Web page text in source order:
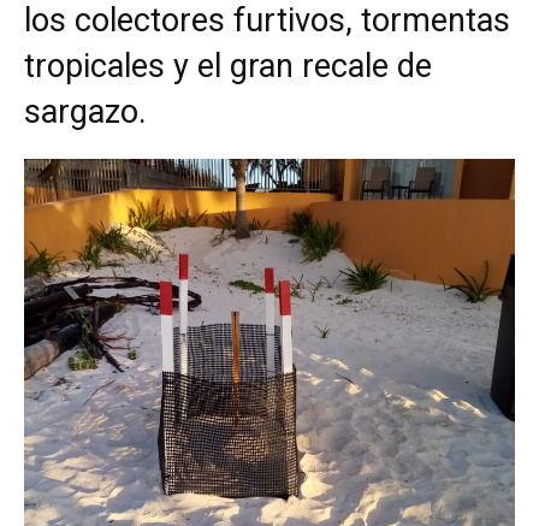
los colectores furtivos, tormentas
tropicales y el gran recale de
sargazo.